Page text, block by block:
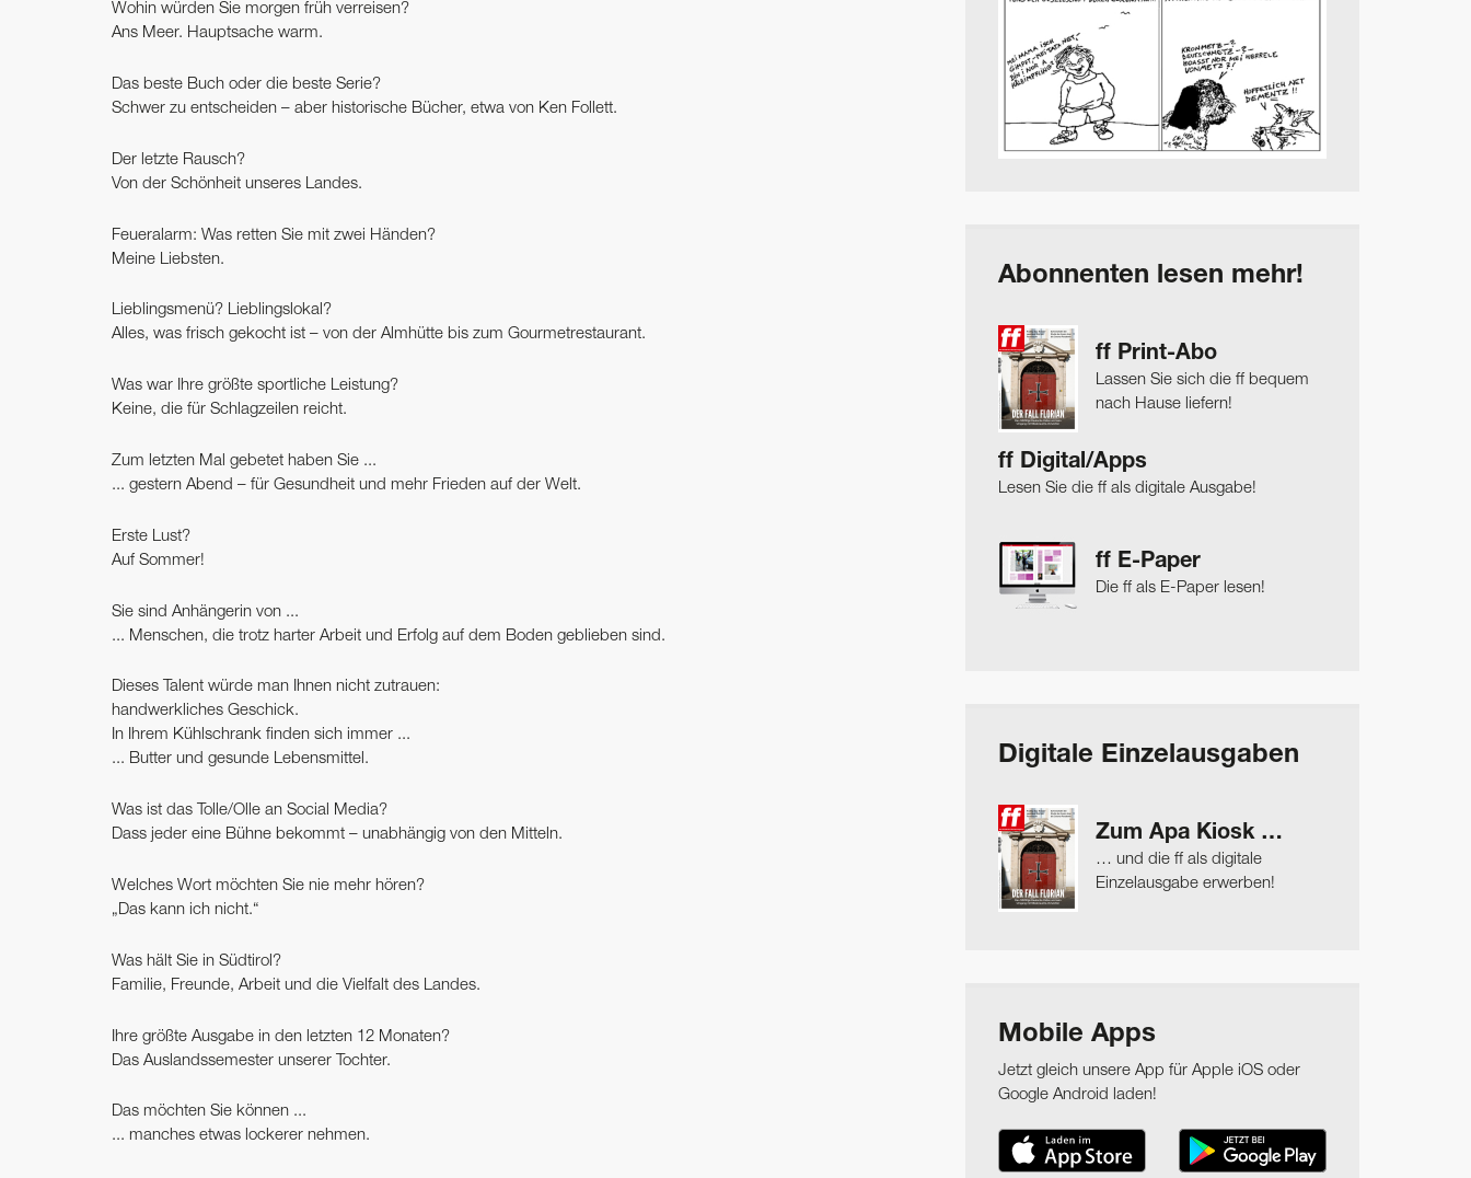
Wohin würden Sie morgen früh verreisen?
Ans Meer. Hauptsache warm.
Das beste Buch oder die beste Serie?
Schwer zu entscheiden – aber historische Bücher, etwa von Ken Follett.
Der letzte Rausch?
Von der Schönheit unseres Landes.
Feueralarm: Was retten Sie mit zwei Händen?
Meine Liebsten.
Lieblingsmenü? Lieblingslokal?
Alles, was frisch gekocht ist – von der Almhütte bis zum Gourmetrestaurant.
Was war Ihre größte sportliche Leistung?
Keine, die für Schlagzeilen reicht.
Zum letzten Mal gebetet haben Sie ...
... gestern Abend – für Gesundheit und mehr Frieden auf der Welt.
Erste Lust?
Auf Sommer!
Sie sind Anhängerin von ...
... Menschen, die trotz harter Arbeit und Erfolg auf dem Boden geblieben sind.
Dieses Talent würde man Ihnen nicht zutrauen:
handwerkliches Geschick.
In Ihrem Kühlschrank finden sich immer ...
... Butter und gesunde Lebensmittel.
Was ist das Tolle/Olle an Social Media?
Dass jeder eine Bühne bekommt – unabhängig von den Mitteln.
Welches Wort möchten Sie nie mehr hören?
„Das kann ich nicht.“
Was hält Sie in Südtirol?
Familie, Freunde, Arbeit und die Vielfalt des Landes.
Ihre größte Ausgabe in den letzten 12 Monaten?
Das Auslandssemester unserer Tochter.
Das möchten Sie können ...
... manches etwas lockerer nehmen.
Abonnenten lesen mehr!
ff Print-Abo
Lassen Sie sich die ff bequem
nach Hause liefern!
ff Digital/Apps
Lesen Sie die ff als digitale Ausgabe!
ff E-Paper
Die ff als E-Paper lesen!
Digitale Einzelausgaben
Zum Apa Kiosk …
… und die ff als digitale
Einzelausgabe erwerben!
Mobile Apps
Jetzt gleich unsere App für Apple iOS oder
Google Android laden!